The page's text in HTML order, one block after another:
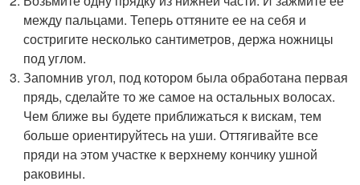
между пальцами. Теперь оттяните ее на себя и
состригите несколько сантиметров, держа ножницы
под углом.
Запомнив угол, под котором была обработана первая
прядь, сделайте то же самое на остальных волосах.
Чем ближе вы будете приближаться к вискам, тем
больше ориентируйтесь на уши. Оттягивайте все
пряди на этом участке к верхнему кончику ушной
раковины.